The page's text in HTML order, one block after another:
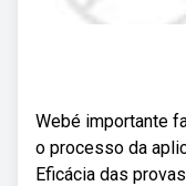
Webé importante
o processo da
Eficácia das